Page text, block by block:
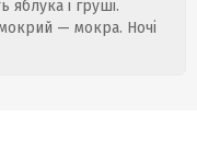
і груші.
— мокра. Ночі